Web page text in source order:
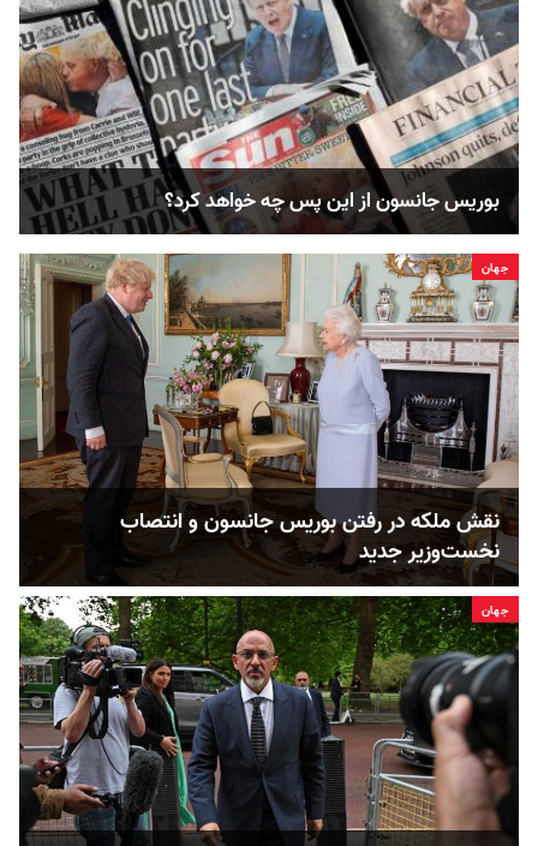
بوریس جانسون از این پس چه خواهد کرد؟
جهان
نقش ملکه در رفتن بوریس جانسون و انتصاب
نخست‌وزیر جدید
جهان